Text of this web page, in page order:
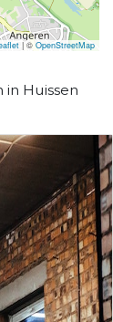
|© OpenStreetMap
Huissen